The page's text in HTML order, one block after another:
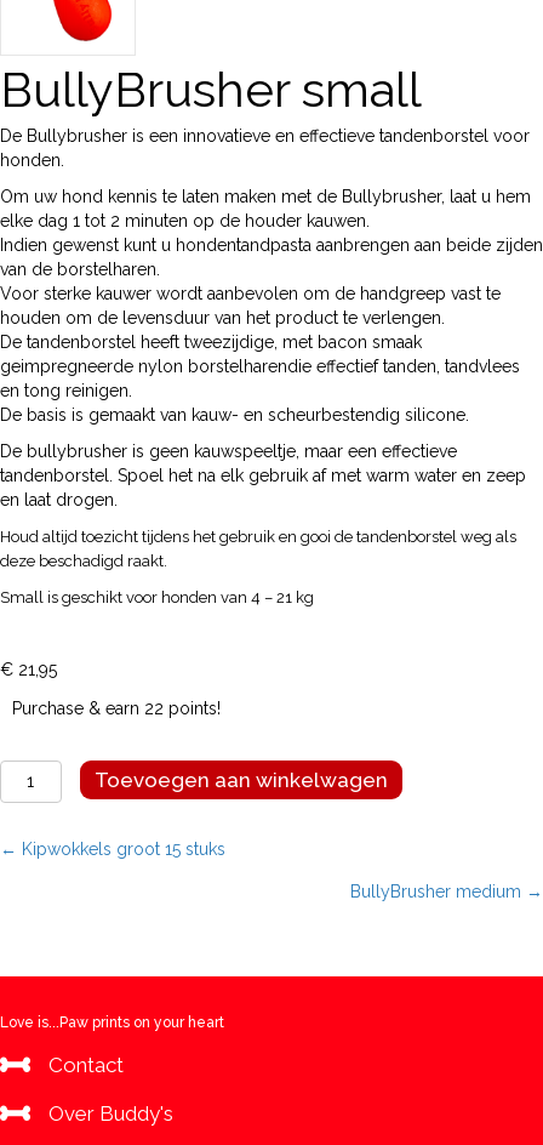
BullyBrusher small
De Bullybrusher is een innovatieve en effectieve tandenborstel voor
honden.
Om uw hond kennis te laten maken met de Bullybrusher, laat u hem
elke dag 1 tot 2 minuten op de houder kauwen.
Indien gewenst kunt u hondentandpasta aanbrengen aan beide zijden
van de borstelharen.
Voor sterke kauwer wordt aanbevolen om de handgreep vast te
houden om de levensduur van het product te verlengen.
De tandenborstel heeft tweezijdige, met bacon smaak
geimpregneerde nylon borstelharendie effectief tanden, tandvlees
en tong reinigen.
De basis is gemaakt van kauw- en scheurbestendig silicone.
De bullybrusher is geen kauwspeeltje, maar een effectieve
tandenborstel. Spoel het na elk gebruik af met warm water en zeep
en laat drogen.
Houd altijd toezicht tijdens het gebruik en gooi de tandenborstel weg als
deze beschadigd raakt.
Small is geschikt voor honden van 4 – 21 kg
€ 21,95
Purchase & earn 22 points!
BullyBrusher
small
Toevoegen aan winkelwagen
Posts
← Kipwokkels groot 15 stuks
BullyBrusher medium →
Love is...Paw prints on your heart
Contact
Over Buddy's